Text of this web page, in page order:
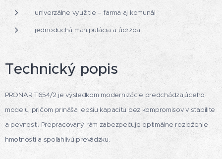
univerzálne využitie – farma aj komunál
jednoduchá manipulácia a údržba
Technický popis
PRONAR T654/2 je výsledkom modernizácie predchádzajúceho
modelu, pričom prináša lepšiu kapacitu bez kompromisov v stabilite
a pevnosti. Prepracovaný rám zabezpečuje optimálne rozloženie
hmotnosti a spoľahlivú prevádzku.